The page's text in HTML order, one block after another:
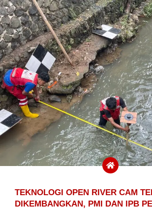
TEKNOLOGI OPEN RIVER CAM
DIKEMBANGKAN, PMI DAN IPB